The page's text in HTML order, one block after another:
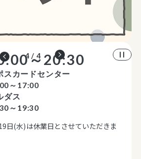
4 / 4
～20:30
スカードセンター
～17:00
ダス
～19:30
日(水)は休業日とさせていただきま